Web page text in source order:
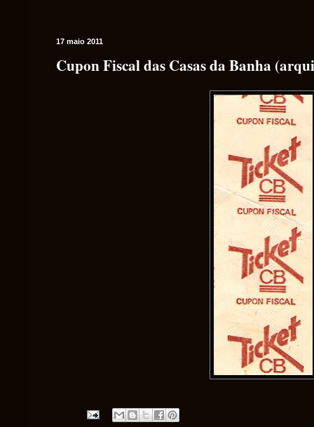
17 maio 2011
Cupon Fiscal das Casas da Banha